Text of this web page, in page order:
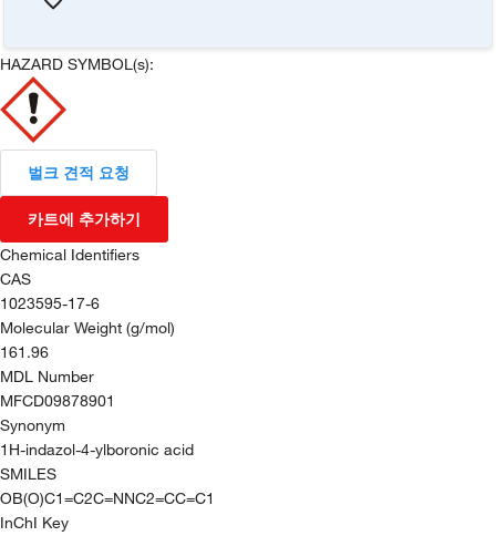
HAZARD SYMBOL(s):
벌크 견적 요청
카트에 추가하기
Chemical Identifiers
CAS
1023595-17-6
Molecular Weight (g/mol)
161.96
MDL Number
MFCD09878901
Synonym
1H-indazol-4-ylboronic acid
SMILES
OB(O)C1=C2C=NNC2=CC=C1
InChI Key